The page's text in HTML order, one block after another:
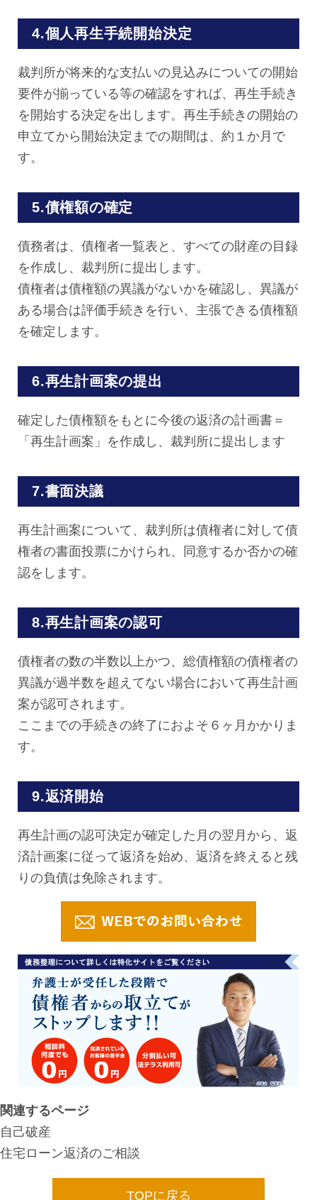
4.個人再生手続開始決定
裁判所が将来的な支払いの見込みについての開始
要件が揃っている等の確認をすれば、再生手続き
を開始する決定を出します。再生手続きの開始の
申立てから開始決定までの期間は、約１か月で
す。
5.債権額の確定
債務者は、債権者一覧表と、すべての財産の目録
を作成し、裁判所に提出します。
債権者は債権額の異議がないかを確認し、異議が
ある場合は評価手続きを行い、主張できる債権額
を確定します。
6.再生計画案の提出
確定した債権額をもとに今後の返済の計画書＝
「再生計画案」を作成し、裁判所に提出します
7.書面決議
再生計画案について、裁判所は債権者に対して債
権者の書面投票にかけられ、同意するか否かの確
認をします。
8.再生計画案の認可
債権者の数の半数以上かつ、総債権額の債権者の
異議が過半数を超えてない場合において再生計画
案が認可されます。
ここまでの手続きの終了におよそ６ヶ月かかりま
す。
9.返済開始
再生計画の認可決定が確定した月の翌月から、返
済計画案に従って返済を始め、返済を終えると残
りの負債は免除されます。
関連するページ
自己破産
住宅ローン返済のご相談
TOPに戻る